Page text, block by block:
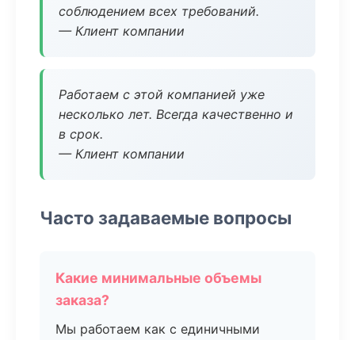
соблюдением всех требований.
— Клиент компании
Работаем с этой компанией уже
несколько лет. Всегда качественно и
в срок.
— Клиент компании
Часто задаваемые вопросы
Какие минимальные объемы
заказа?
Мы работаем как с единичными